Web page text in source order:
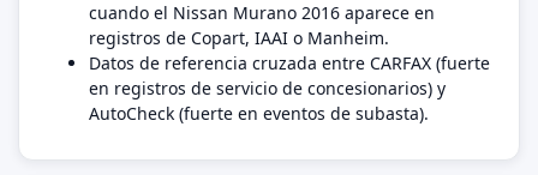
cuando el Nissan Murano 2016 aparece en
registros de Copart, IAAI o Manheim.
Datos de referencia cruzada entre CARFAX (fuerte
en registros de servicio de concesionarios) y
AutoCheck (fuerte en eventos de subasta).